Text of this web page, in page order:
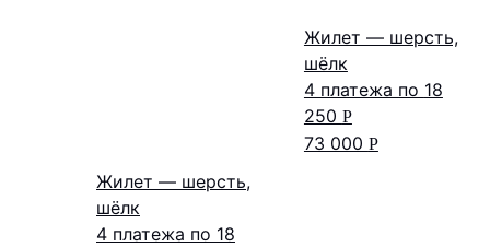
Жилет — шерсть,
шёлк
4 платежа по 18
Жилет — шерсть,
шёлк
4 платежа по 18
250 Р
73 000 Р